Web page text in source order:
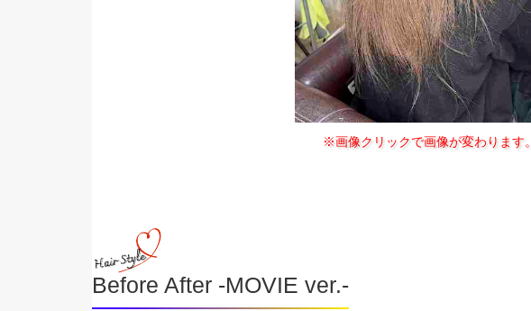
※画像クリックで画像が変わります。
Before After -MOVIE ver.-